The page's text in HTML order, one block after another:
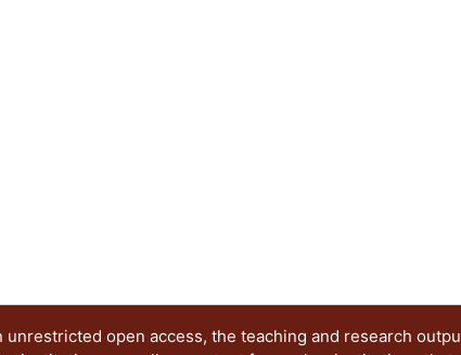
open access, the teaching and research